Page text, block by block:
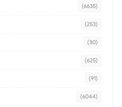
(6635)
(253)
(30)
(625)
(91)
(6044)